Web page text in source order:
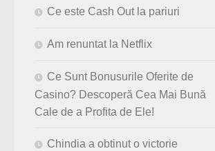
Ce este Cash Out la pariuri
Am renuntat la Netflix
Ce Sunt Bonusurile Oferite de
Casino? Descoperă Cea Mai Bună
Cale de a Profita de Ele!
Chindia a obtinut o victorie